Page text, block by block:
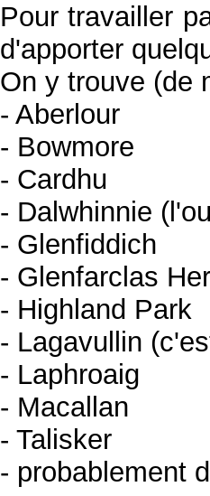
Pour travailler
d'apporter
On y trouve (de
- Aberlour
- Bowmore
- Cardhu
- Dalwhinnie
- Glenfiddich
- Glenfarclas
- Highland Park
- Lagavullin
- Laphroaig
- Macallan
- Talisker
- probablement